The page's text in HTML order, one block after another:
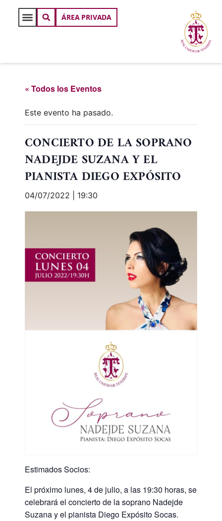
ÁREA PRIVADA
« Todos los Eventos
Este evento ha pasado.
CONCIERTO DE LA SOPRANO
NADEJDE SUZANA Y EL
PIANISTA DIEGO EXPÓSITO
04/07/2022 | 19:30
Estimados Socios:
El próximo lunes, 4 de julio, a las 19:30 horas, se
celebrará el concierto de la soprano Nadejde
Suzana y el pianista Diego Expósito Socas.